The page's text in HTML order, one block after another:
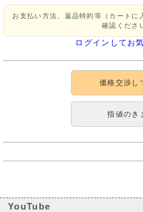
お支払い方法、返品特約等（カートに
確認くださ
ログインしてお
価格交渉し
指値のき
YouTube